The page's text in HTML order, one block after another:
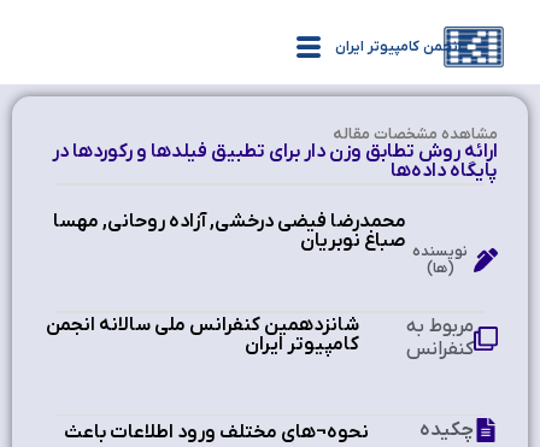
انجمن کامپیوتر ایران
مشاهده‌ مشخصات مقاله
ارائه روش تطابق وزن دار براي تطبيق فيلدها و ركوردها در
پايگاه داده‌ها
محمدرضا فيضي درخشي, آزاده روحاني, مهسا
صباغ نوبريان نویسنده
(ها)
شانزدهمین کنفرانس ملی سالانه انجمن
کامپیوتر ایران ‫
مربوط به
کنفرانس
نحوه¬هاي مختلف ورود اطلاعات باعث
چکیده